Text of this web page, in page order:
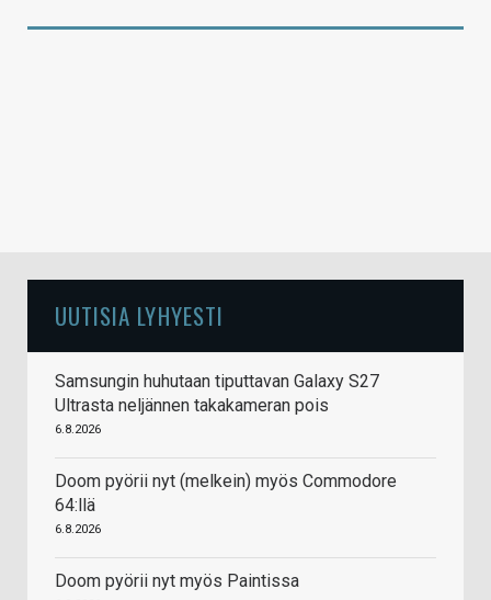
UUTISIA LYHYESTI
Samsungin huhutaan tiputtavan Galaxy S27
Ultrasta neljännen takakameran pois
6.8.2026
Doom pyörii nyt (melkein) myös Commodore
64:llä
6.8.2026
Doom pyörii nyt myös Paintissa